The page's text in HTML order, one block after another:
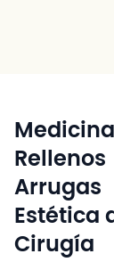
Rellenos
Arrugas
Estética
Cirugía